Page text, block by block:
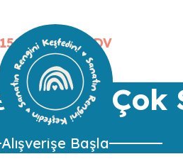
150,00 TL + KDV
En Çok
Alışverişe Başla